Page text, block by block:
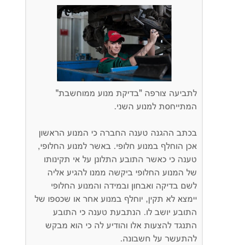
לתביעה צורפה "בדיקת מנוע ממוחשבת"
המתייחסת למנוע השני.
בכתב ההגנה טענה החברה כי המנוע הראשון
אכן הוחלף במנוע חלופי. באשר למנוע החלופי,
טענה כי כאשר התובע התלונן על אי תקינותו
של המנוע החלופי ביקשה ממנו להגיע אליה
לשם בדיקה ואבחון ובמידה והמנוע החלופי
יימצא לא תקין, יוחלף במנוע אחר או שכספו של
התובע יושב לו. הנתבעת טענה כי התובע
התנגד להצעות אלו והודיע לה כי הוא מבקש
להתעשר על חשבונה.